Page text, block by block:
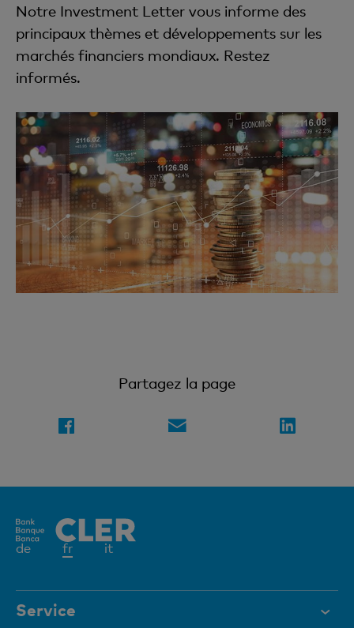
Notre Investment Letter vous informe des
principaux thèmes et développements sur les
marchés financiers mondiaux. Restez
informés.
Partagez la page
de frElément
it
Service